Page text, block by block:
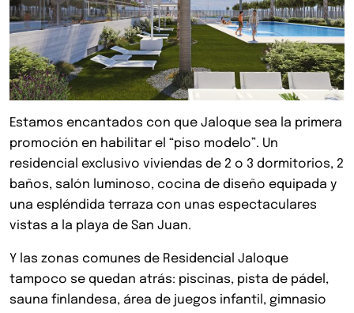
Estamos encantados con que Jaloque sea la primera
promoción en habilitar el “piso modelo”. Un
residencial exclusivo viviendas de 2 o 3 dormitorios, 2
baños, salón luminoso, cocina de diseño equipada y
una espléndida terraza con unas espectaculares
vistas a la playa de San Juan.
Y las zonas comunes de Residencial Jaloque
tampoco se quedan atrás: piscinas, pista de pádel,
sauna finlandesa, área de juegos infantil, gimnasio